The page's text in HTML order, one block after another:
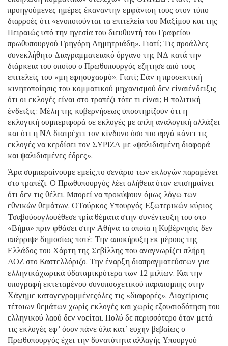
προηγούμενες ημέρες έκαναντην εμφάνιση τους στον τύπο
διαρροές ότι «ενοποιούνται τα επιτελεία του Μαξίμου και της
Πειραιώς υπό την ηγεσία του διευθυντή του Γραφείου
πρωθυπουργού Γρηγόρη Δημητριάδη». Γιατί; Τις προάλλες
συνεκλήθητο Διαγραμματειακό όργανο της ΝΔ κατά την
διάρκεια του οποίου ο Πρωθυπουργός εζήτησε από τους
επιτελείς του «μη εφησυχασμό». Γιατί; Εάν η προσεκτική
κινητοποίησις του κομματικού μηχανισμού δεν είναιένδειξις
ότι οι εκλογές είναι στο τραπέζι τότε τι είναι; Η πολιτική
ένδειξις: Μέλη της κυβερνήσεως υποστηρίζουν ότι η
εκλογική συμπεριφορά σε εκλογές με απλή αναλογική αλλάζει
και ότι η ΝΔ διατρέχει τον κίνδυνο όσο πιο αργά κάνει τις
εκλογές να κερδίσει τον ΣΥΡΙΖΑ με «ψαλιδισμένη διαφορά
και ψαλιδισμένες έδρες».
Άρα συμπεραίνουμε εμείς,το σενάριο των εκλογών παραμένει
στο τραπέζι. Ο Πρωθυπουργός λέει αλήθεια όταν επισημαίνει
ότι δεν τις θέλει. Μπορεί να προκύψουν όμως λόγω των
εθνικών θεμάτων. ΟΤούρκος Υπουργός Εξωτερικών κύριος
Τσαβούσογλουέθεσε τρία θέματα στην συνέντευξη του στο
«Βήμα» πριν φθάσει στην Αθήνα τα οποία η Κυβέρνησις δεν
απέρριψε δημοσίως ποτέ: Την αποκήρυξη εκ μέρους της
Ελλάδος του Χάρτη της Σεβίλλης που αναγνωρίζει πλήρη
ΑΟΖ στο Καστελλόριζο. Την έναρξη διαπραγματεύσεων για
ελληνικάχωρικά ύδαταμικρότερα των 12 μιλίων. Και την
υπογραφή εκτεταμένου συνυποσχετικού παραπομπής στην
Χάγημε καταγεγραμμένεςόλες τις «διαφορές». Διαχείρισις
τέτοιων θεμάτων χωρίς εκλογές και χωρίς εξουσιοδότηση του
ελληνικού λαού δεν νοείται. Πολύ δε περισσότερο όταν μετά
τις εκλογές εφ’ όσον πάνε όλα κατ’ ευχήν βεβαίως ο
Πρωθυπουργός έχει την δυνατότητα αλλαγής Υπουργού